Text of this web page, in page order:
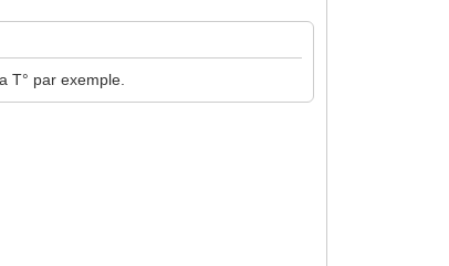
T° par exemple.